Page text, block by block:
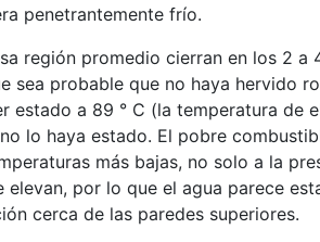
penetrantemente frío.
región promedio cierran en los 2 a
sea probable que no haya hervido
estado a 89 ° C (la temperatura de
lo haya estado. El pobre
más bajas, no solo a la
por lo que el agua parece
cerca de las paredes superiores.